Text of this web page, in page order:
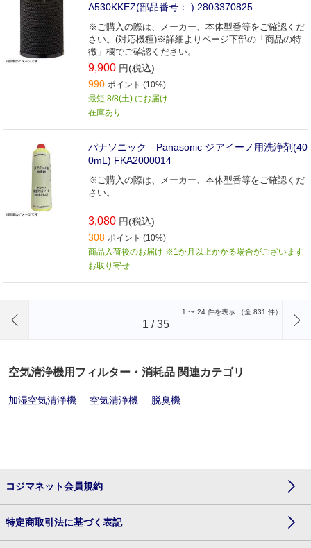
A530KKEZ(部品番号： ) 2803370825
※ご購入の際は、メーカー、本体型番等をご確認くだ
さい。(対応機種)※詳細よりページ下部の「商品の特
徴」欄でご確認ください。
9,900 円(税込)
990 ポイント (10%)
最短 8/8(土) にお届け
在庫あり
パナソニック Panasonic ジアイーノ用洗浄剤(40
0mL) FKA2000014
※ご購入の際は、メーカー、本体型番等をご確認くだ
さい。
3,080 円(税込)
308 ポイント (10%)
商品入荷後のお届け ※1か月以上かかる場合がございます
お取り寄せ
1 〜 24 件を表示 （全 831 件）
1 /35
空気清浄機用フィルター・消耗品 関連カテゴリ
加湿空気清浄機 空気清浄機 脱臭機
コジマネット会員規約
特定商取引法に基づく表記